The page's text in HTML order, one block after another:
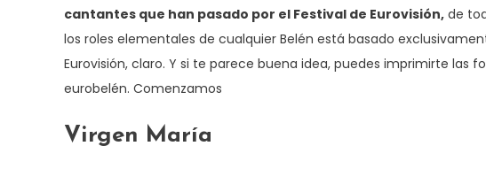
cantantes que han pasado por el Festival de Eurovisión, de
los roles elementales de cualquier Belén está basado
Eurovisión, claro. Y si te parece buena idea, puedes imprimirte las
eurobelén. Comenzamos
Virgen María